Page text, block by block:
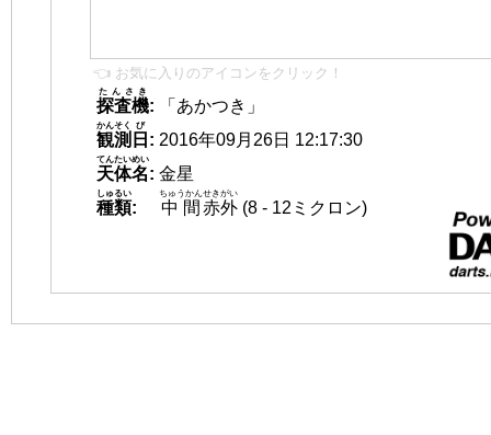
👈 お気に入りのアイコンをクリック！
探査機
たんさき
:
「あかつき」
観測
かんそく
日
び
: 2016年09月26日 12:17:30
天体名
てんたいめい
: 金星
種類
しゅるい
: 中間
ちゅうかん
赤外
せきがい
(8 - 12ミクロン)